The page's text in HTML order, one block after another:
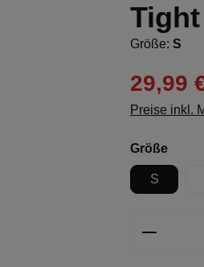
Größe: S
29,99
Preise inkl.
Größe
S